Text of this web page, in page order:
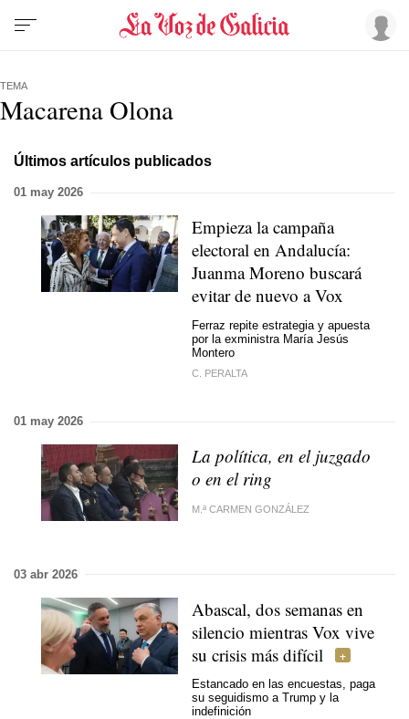
TEMA
Macarena Olona
Últimos artículos publicados
01 may 2026
Empieza la campaña
electoral en Andalucía:
Juanma Moreno buscará
evitar de nuevo a Vox
Ferraz repite estrategia y apuesta
por la exministra María Jesús
Montero
C. PERALTA
01 may 2026
La política, en el juzgado
o en el ring
M.ª CARMEN GONZÁLEZ
03 abr 2026
Abascal, dos semanas en
silencio mientras Vox vive
su crisis más difícil
Estancado en las encuestas, paga
su seguidismo a Trump y la
indefinición